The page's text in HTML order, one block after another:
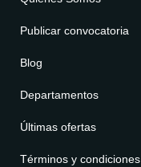
Publicar convocatoria
Blog
Departamentos
Últimas ofertas
Términos y condiciones